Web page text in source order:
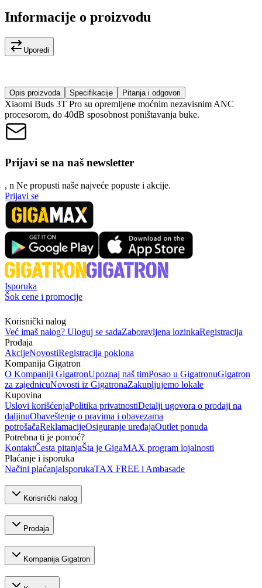
Informacije o proizvodu
Uporedi
Opis proizvoda Specifikacije Pitanja i odgovori
Xiaomi Buds 3T Pro su opremljene moćnim nezavisnim ANC
procesorom, do 40dB sposobnost poništavanja buke.
Prijavi se na naš newsletter
, n Ne propusti naše najveće popuste i akcije.
Prijavi se
Isporuka
Šok cene i promocije
Korisnički nalog
Već imaš nalog? Uloguj se sadaZaboravljena lozinkaRegistracija
Prodaja
AkcijeNovostiRegistracija poklona
Kompanija Gigatron
O Kompaniji GigatronUpoznaj naš timPosao u GigatronuGigatron
za zajednicuNovosti iz GigatronaZakupljujemo lokale
Kupovina
Uslovi korišćenjaPolitika privatnostiDetalji ugovora o prodaji na
daljinuObaveštenje o pravima i obavezama
potrošačaReklamacijeOsiguranje uređajaOutlet ponuda
Potrebna ti je pomoć?
KontaktČesta pitanjaŠta je GigaMAX program lojalnosti
Plaćanje i isporuka
Načini plaćanjaIsporukaTAX FREE i Ambasade
Korisnički nalog
Prodaja
Kompanija Gigatron